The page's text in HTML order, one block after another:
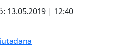
13.05.2019 | 12:40